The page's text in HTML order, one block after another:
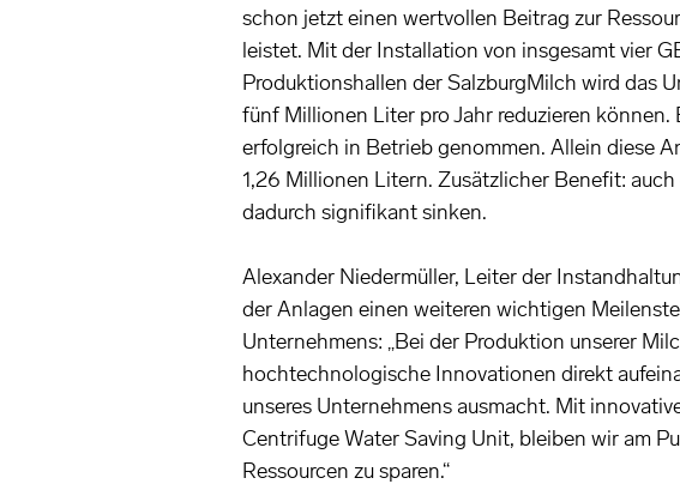
schon jetzt einen wertvollen Beitrag zur
leistet. Mit der Installation von insgesamt vier
Produktionshallen der SalzburgMilch wird das
fünf Millionen Liter pro Jahr reduzieren
erfolgreich in Betrieb genommen. Allein diese
1,26 Millionen Litern. Zusätzlicher Benefit:
dadurch signifikant sinken.
Alexander Niedermüller, Leiter der
der Anlagen einen weiteren wichtigen
Unternehmens: „Bei der Produktion unserer
hochtechnologische Innovationen direkt
unseres Unternehmens ausmacht. Mit
Centrifuge Water Saving Unit, bleiben wir am
Ressourcen zu sparen.“